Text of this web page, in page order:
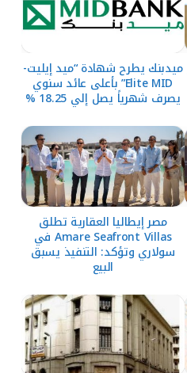
ميدبنك يطرح شهادة “ميد إيليت-
Elite MID” بأعلى عائد سنوي
يصرف شهرياً يصل إلي 18.25 %
مصر إيطاليا العقارية تطلق
Amare Seafront Villas في
سولاري وتؤكد: التنفيذ يسبق
البيع